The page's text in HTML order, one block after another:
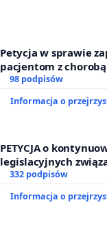
Petycja w sprawie
pacjentom z
dostępu do
oraz programów
98 podpisów
Informacja o
PETYCJA o
legislacyjnych
prawa rodzinnego
332 podpisów
Informacja o